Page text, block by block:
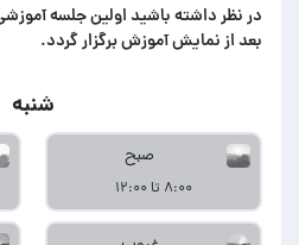
بعد از نمایش آموزش برگزار گردد.
شنبه
صبح
۸:۰۰ تا ۱۲:۰۰